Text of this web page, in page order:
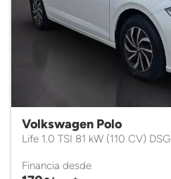
Volkswagen Polo
Life 1.0 TSI 81 kW (110 CV) DSG
Financia desde